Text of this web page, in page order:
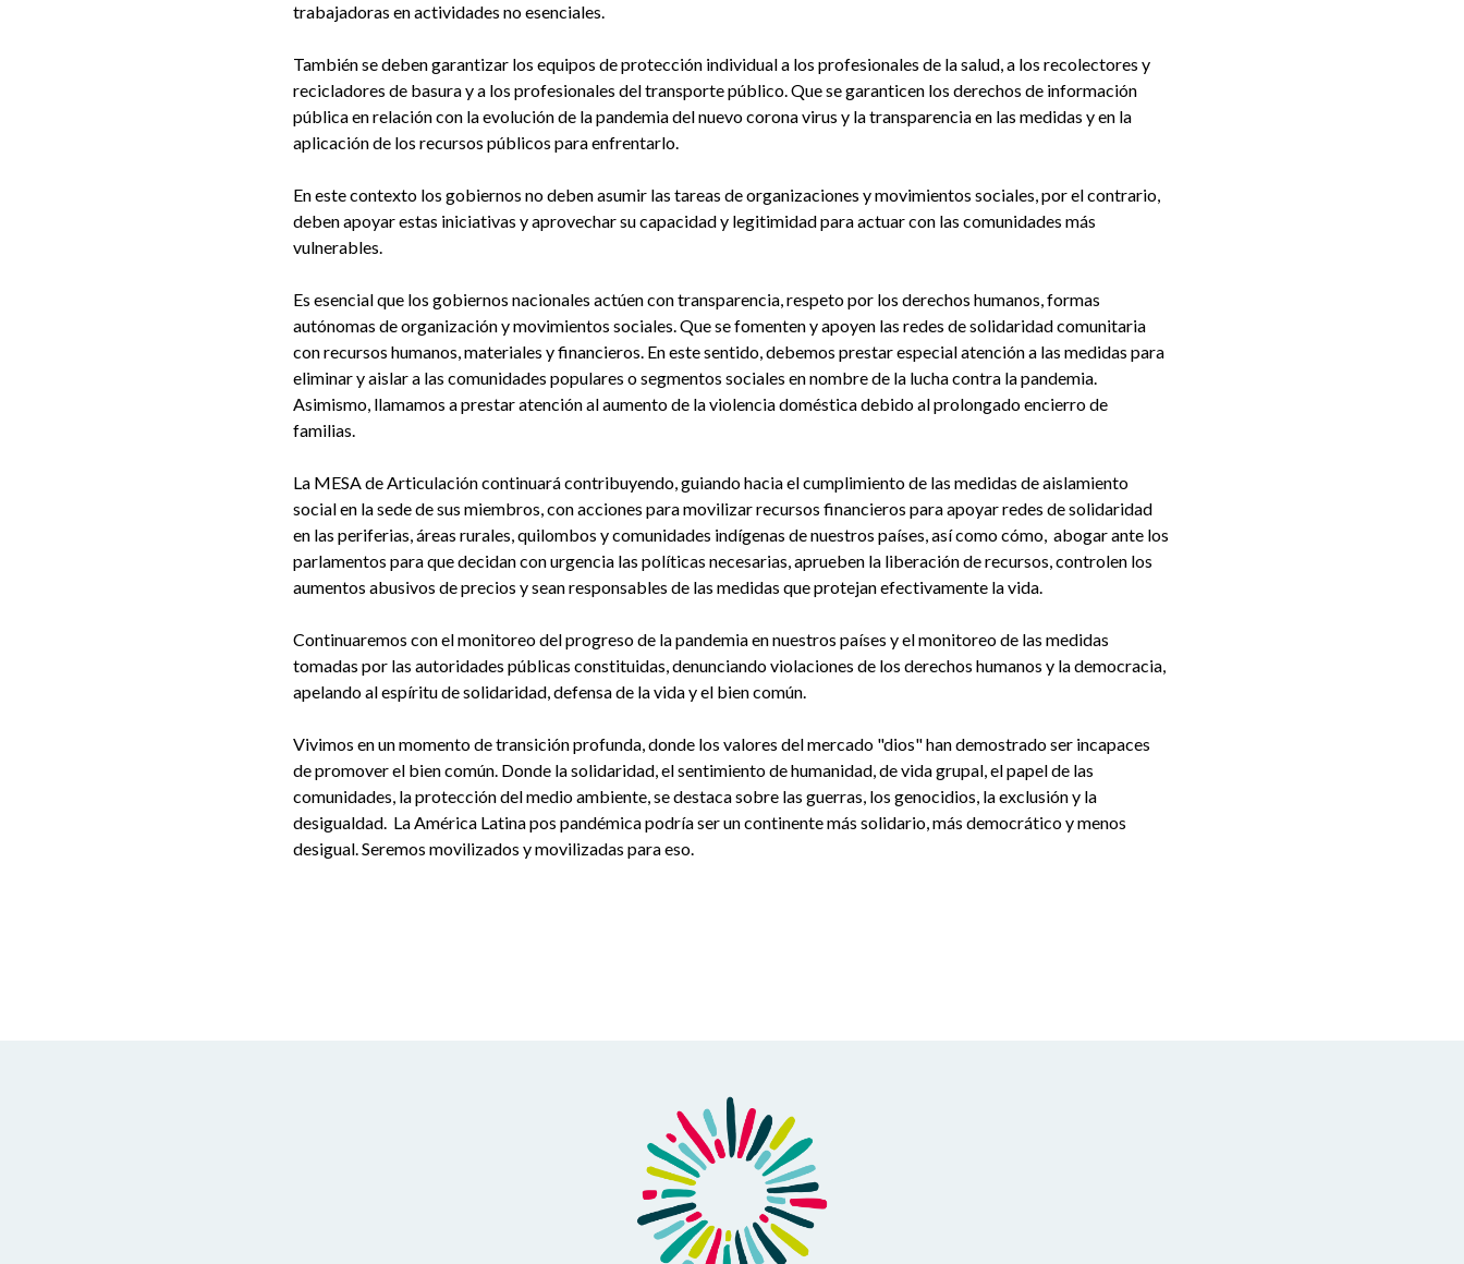
trabajadoras en actividades no esenciales.
También se deben garantizar los equipos de protección individual a los profesionales de la salud, a los recolectores y
recicladores de basura y a los profesionales del transporte público. Que se garanticen los derechos de información
pública en relación con la evolución de la pandemia del nuevo corona virus y la transparencia en las medidas y en la
aplicación de los recursos públicos para enfrentarlo.
En este contexto los gobiernos no deben asumir las tareas de organizaciones y movimientos sociales, por el contrario,
deben apoyar estas iniciativas y aprovechar su capacidad y legitimidad para actuar con las comunidades más
vulnerables.
Es esencial que los gobiernos nacionales actúen con transparencia, respeto por los derechos humanos, formas
autónomas de organización y movimientos sociales. Que se fomenten y apoyen las redes de solidaridad comunitaria
con recursos humanos, materiales y financieros. En este sentido, debemos prestar especial atención a las medidas para
eliminar y aislar a las comunidades populares o segmentos sociales en nombre de la lucha contra la pandemia.
Asimismo, llamamos a prestar atención al aumento de la violencia doméstica debido al prolongado encierro de
familias.
La MESA de Articulación continuará contribuyendo, guiando hacia el cumplimiento de las medidas de aislamiento
social en la sede de sus miembros, con acciones para movilizar recursos financieros para apoyar redes de solidaridad
en las periferias, áreas rurales, quilombos y comunidades indígenas de nuestros países, así como cómo, abogar ante los
parlamentos para que decidan con urgencia las políticas necesarias, aprueben la liberación de recursos, controlen los
aumentos abusivos de precios y sean responsables de las medidas que protejan efectivamente la vida.
Continuaremos con el monitoreo del progreso de la pandemia en nuestros países y el monitoreo de las medidas
tomadas por las autoridades públicas constituidas, denunciando violaciones de los derechos humanos y la democracia,
apelando al espíritu de solidaridad, defensa de la vida y el bien común.
Vivimos en un momento de transición profunda, donde los valores del mercado "dios" han demostrado ser incapaces
de promover el bien común. Donde la solidaridad, el sentimiento de humanidad, de vida grupal, el papel de las
comunidades, la protección del medio ambiente, se destaca sobre las guerras, los genocidios, la exclusión y la
desigualdad. La América Latina pos pandémica podría ser un continente más solidario, más democrático y menos
desigual. Seremos movilizados y movilizadas para eso.